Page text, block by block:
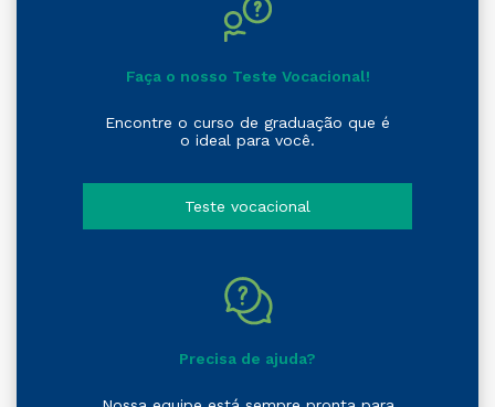
Faça o nosso Teste Vocacional!
Encontre o curso de graduação que é
o ideal para você.
Teste vocacional
Precisa de ajuda?